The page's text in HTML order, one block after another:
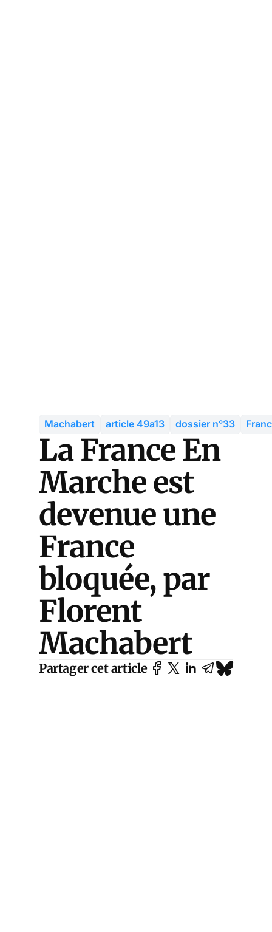
Machabert article 49a13 dossier n°33
La France En
Marche est
devenue une
France
bloquée, par
Florent
Machabert
Partager cet article